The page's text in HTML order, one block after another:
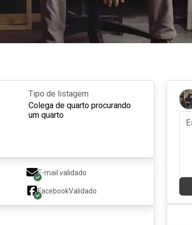
Tipo de listagem
Colega de quarto procurando
um quarto
E-mail validado
FacebookValidado